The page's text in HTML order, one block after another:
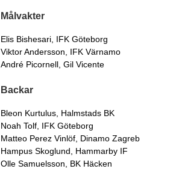
Målvakter
Elis Bishesari, IFK Göteborg
Viktor Andersson, IFK Värnamo
André Picornell, Gil Vicente
Backar
Bleon Kurtulus, Halmstads BK
Noah Tolf, IFK Göteborg
Matteo Perez Vinlöf, Dinamo Zagreb
Hampus Skoglund, Hammarby IF
Olle Samuelsson, BK Häcken